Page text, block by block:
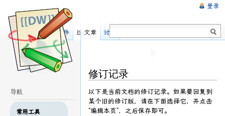
修订记录
以下是当前文档的修订记录。如果要回复到
某个旧的修订版，请在下面选择它，并点击
“编辑本页”，之后保存即可。
登录
文章 讨论
阅读 显示源文件 过去修订
导航
常用工具